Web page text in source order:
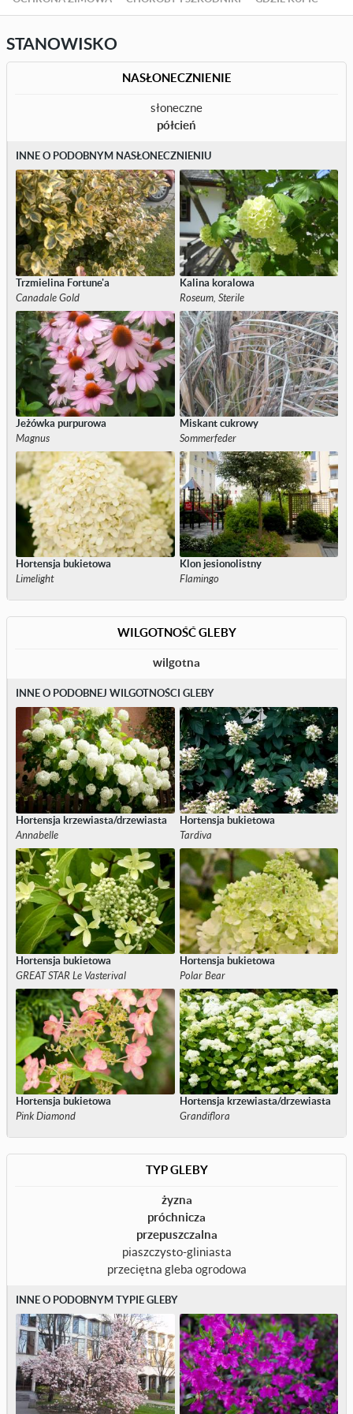
STANOWISKO
NASŁONECZNIENIE
słoneczne
półcień
INNE O PODOBNYM NASŁONECZNIENIU
Trzmielina Fortune'a
Canadale Gold
Kalina koralowa
Roseum, Sterile
Jeżówka purpurowa
Magnus
Miskant cukrowy
Sommerfeder
Hortensja bukietowa
Limelight
Klon jesionolistny
Flamingo
WILGOTNOŚĆ GLEBY
wilgotna
INNE O PODOBNEJ WILGOTNOŚCI GLEBY
Hortensja krzewiasta/drzewiasta
Annabelle
Hortensja bukietowa
Tardiva
Hortensja bukietowa
GREAT STAR Le Vasterival
Hortensja bukietowa
Polar Bear
Hortensja bukietowa
Pink Diamond
Hortensja krzewiasta/drzewiasta
Grandiflora
TYP GLEBY
żyzna
próchnicza
przepuszczalna
piaszczysto-gliniasta
przeciętna gleba ogrodowa
INNE O PODOBNYM TYPIE GLEBY